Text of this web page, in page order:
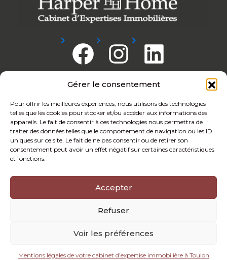
Gérer le consentement
Pour offrir les meilleures expériences, nous utilisons des technologies
telles que les cookies pour stocker et/ou accéder aux informations des
appareils. Le fait de consentir à ces technologies nous permettra de
traiter des données telles que le comportement de navigation ou les ID
uniques sur ce site. Le fait de ne pas consentir ou de retirer son
consentement peut avoir un effet négatif sur certaines caractéristiques
et fonctions.
Accepter
Refuser
Voir les préférences
Mentions légales de votre cabinet d’expertise immobilière à Toulon
Nous Adhérons